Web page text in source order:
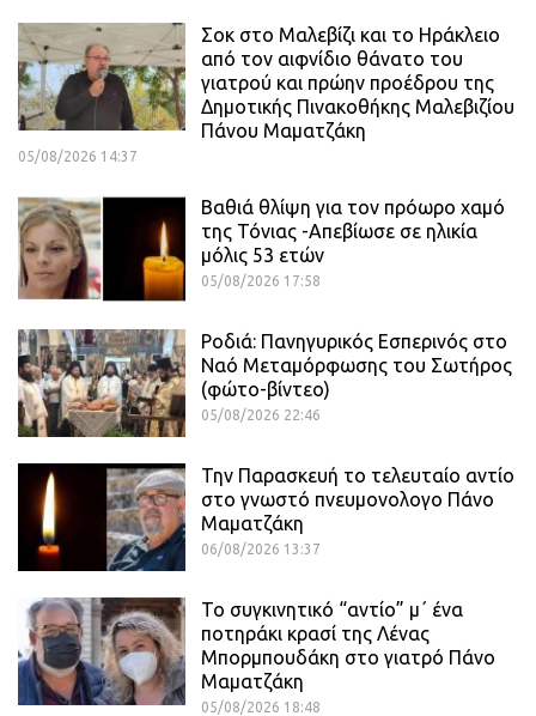
Σοκ στο Μαλεβίζι και το Ηράκλειο
από τον αιφνίδιο θάνατο του
γιατρού και πρώην προέδρου της
Δημοτικής Πινακοθήκης Μαλεβιζίου
Πάνου Μαματζάκη
05/08/2026 14:37
Βαθιά θλίψη για τον πρόωρο χαμό
της Τόνιας -Απεβίωσε σε ηλικία
μόλις 53 ετών
05/08/2026 17:58
Ροδιά: Πανηγυρικός Εσπερινός στο
Ναό Μεταμόρφωσης του Σωτήρος
(φώτο-βίντεο)
05/08/2026 22:46
Την Παρασκευή το τελευταίο αντίο
στο γνωστό πνευμονολογο Πάνο
Μαματζάκη
06/08/2026 13:37
Το συγκινητικό “αντίο” μ΄ ένα
ποτηράκι κρασί της Λένας
Μπορμπουδάκη στο γιατρό Πάνο
Μαματζάκη
05/08/2026 18:48